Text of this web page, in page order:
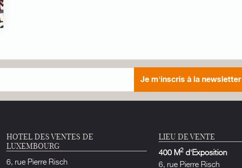
Je m'inscris à la newsletter
HOTEL DES VENTES DE
LUXEMBOURG
6, rue Pierre Risch
LIEU DE VENTE
400 M2 d'Exposition
6, rue Pierre Risch